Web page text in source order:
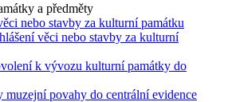
a předměty
nebo stavby za kulturní památku
věci nebo stavby za kulturní
k vývozu kulturní památky do
muzejní povahy do centrální evidence